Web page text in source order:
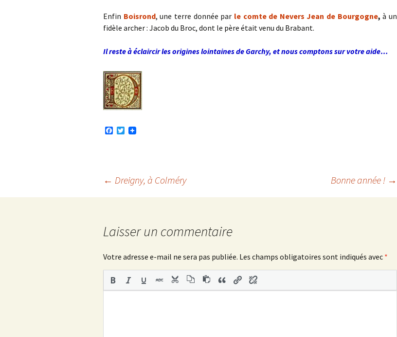
Enfin Boisrond, une terre donnée par le comte de Nevers Jean de Bourgogne,à un
fidèle archer : Jacob du Broc, dont le père était venu du Brabant.
Il reste à éclaircir les origines lointaines de Garchy, et nous comptons sur votre aide…
o
k
T
r
Navigation
← Dreigny, à Colméry Bonne année ! →
Laisser un commentaire
Votre adresse e-mail ne sera pas publiée. Les champs obligatoires sont indiqués avec *